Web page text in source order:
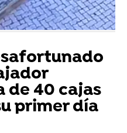
de 40 cajas
primer día